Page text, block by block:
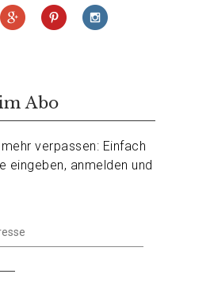
Abo
verpassen: Einfach
eingeben, anmelden und